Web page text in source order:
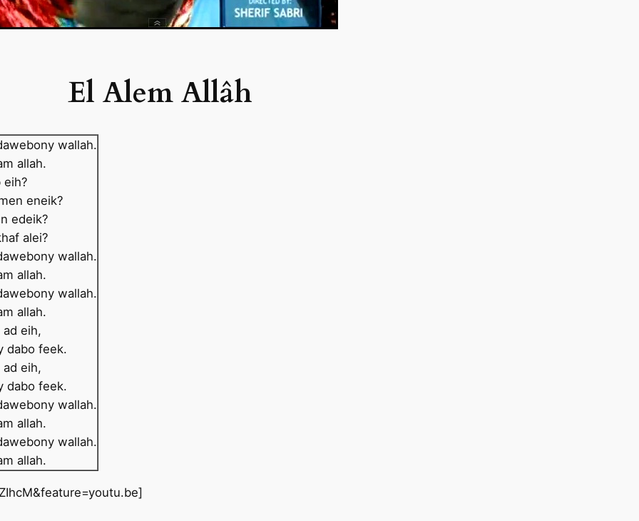
El Alem Allâh
wallah.
allah.
eih?
eneik?
edeik?
alei?
wallah.
allah.
wallah.
allah.
ad eih,
dabo feek.
ad eih,
dabo feek.
wallah.
allah.
wallah.
allah.